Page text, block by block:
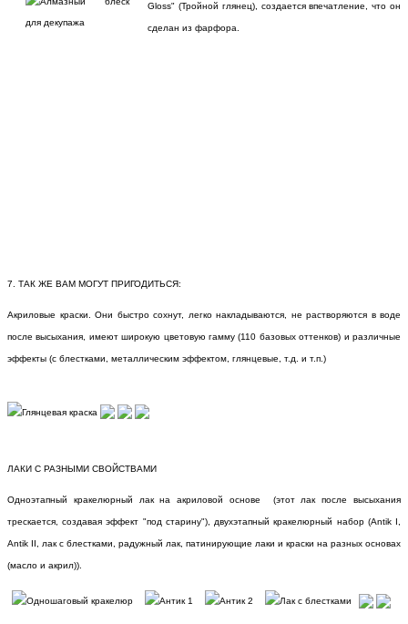
Gloss" (Тройной глянец), создается впечатление, что он
сделан из фарфора.
7. ТАК ЖЕ ВАМ МОГУТ ПРИГОДИТЬСЯ:
Акриловые краски. Они быстро сохнут, легко накладываются, не растворяются в воде
после высыхания, имеют широкую цветовую гамму (110 базовых оттенков) и различные
эффекты (с блестками, металлическим эффектом, глянцевые, т.д. и т.п.)
ЛАКИ С РАЗНЫМИ СВОЙСТВАМИ
Одноэтапный кракелюрный лак на акриловой основе (этот лак после высыхания
трескается, создавая эффект "под старину"), двухэтапный кракелюрный набор (Antik I,
Antik II, лак с блестками, радужный лак, патинирующие лаки и краски на разных основах
(масло и акрил)).